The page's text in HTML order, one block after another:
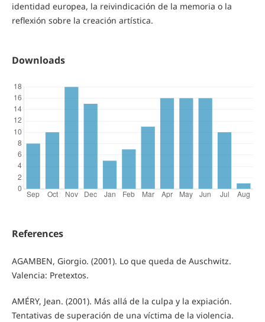
identidad europea, la reivindicación de la memoria o la
reflexión sobre la creación artística.
Downloads
References
AGAMBEN, Giorgio. (2001). Lo que queda de Auschwitz.
Valencia: Pretextos.
AMÉRY, Jean. (2001). Más allá de la culpa y la expiación.
Tentativas de superación de una víctima de la violencia.